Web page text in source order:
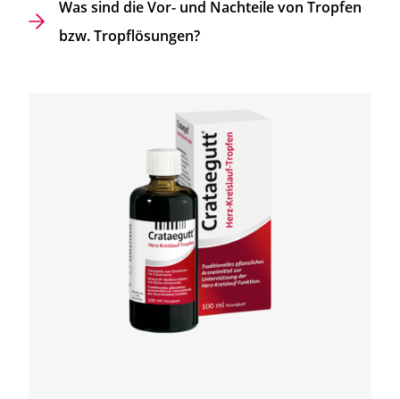
Was sind die Vor- und Nachteile von Tropfen
bzw. Tropflösungen?